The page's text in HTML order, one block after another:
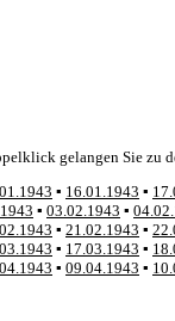
gelangen Sie zu
▪ 16.01.1943 ▪
▪ 03.02.1943 ▪
▪ 21.02.1943 ▪
▪ 17.03.1943 ▪
▪ 09.04.1943 ▪